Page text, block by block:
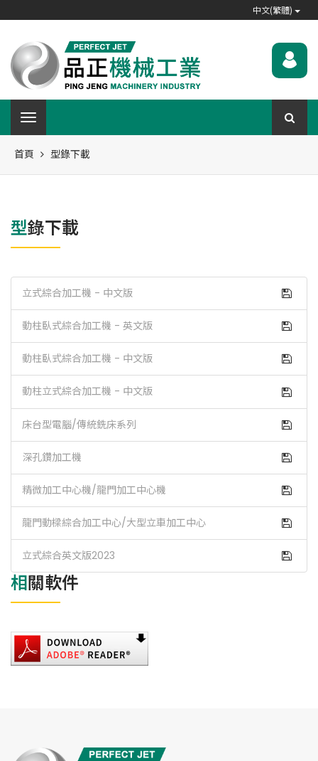
中文(繁體)
首頁 型錄下載
型錄下載
立式綜合加工機 - 中文版
動柱臥式綜合加工機 - 英文版
動柱臥式綜合加工機 - 中文版
動柱立式綜合加工機 - 中文版
床台型電腦/傳統銑床系列
深孔鑽加工機
精微加工中心機/龍門加工中心機
龍門動樑綜合加工中心/大型立車加工中心
立式綜合英文版2023
相關軟件